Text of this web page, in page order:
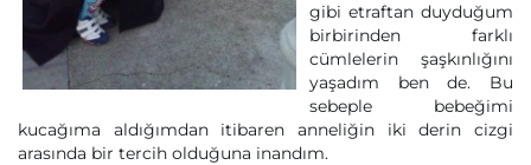
gibi etraftan duyduğum
birbirinden farklı
cümlelerin şaşkınlığını
yaşadım ben de. Bu
sebeple bebeğimi
kucağıma aldığımdan itibaren anneliğin iki derin cizgi
arasında bir tercih olduğuna inandım.